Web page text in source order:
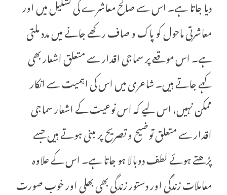
دیا جاتا ہے۔ اس سے صالح معاشرے کی تشکیل میں اور
معاشرتی ماحول کو پاک و صاف رکھے جانے میں مدد ملتی
ہے۔ اس موقعے پر سماجی اقدار سے متعلق اشعار بھی
کہے جاتے ہیں۔ شاعری میں اس کی اہمیت سے انکار
ممکن نہیں، اس لیے کہ اس نوعیت کے اشعار سماجی
اقدار سے متعلق توضیح و تصریح پر مبنی ہوتے ہیں جسے
پڑھتے ہوئے لطف دوبالا ہو جاتا ہے۔ اس کے علاوہ
معاملات زندگی اور دستور زندگی بھی بھلی اور خوب صورت